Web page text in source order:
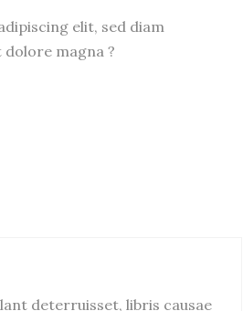
elit, sed diam
magna ?
deterruisset, libris causae